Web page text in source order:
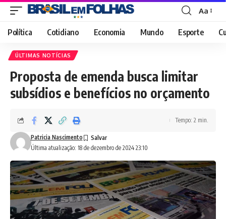
Font
Resizer
Aa
Política Cotidiano Economia Mundo Esporte
ÚLTIMAS NOTÍCIAS
Proposta de emenda busca limitar
subsídios e benefícios no orçamento
Última atualização: 18 de dezembro de 2024 23:10
Patricia Nascimento
Tempo: 2 min.